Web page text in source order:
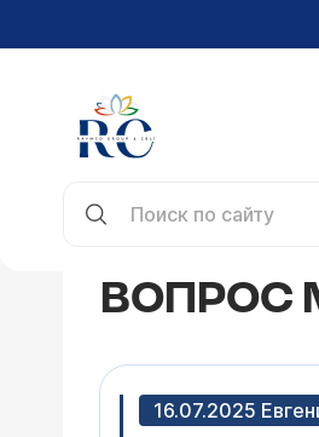
ВОПРОС
16.07.2025